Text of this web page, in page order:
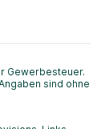
Gewerbesteuer.
sind ohne